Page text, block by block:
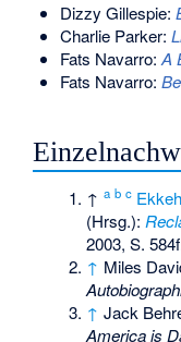
Dizzy Gillespie:
Charlie Parker:
Fats Navarro: A
Fats Navarro:
↑a b c
(Hrsg.):
2003, S.
↑ Miles
↑ Jack
America is